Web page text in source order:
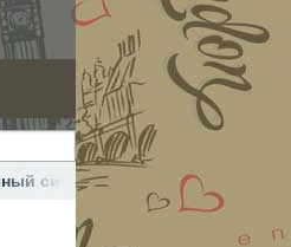
системный курс до С1